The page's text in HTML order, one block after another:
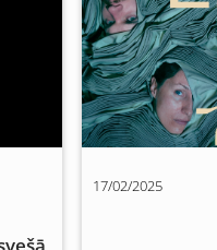
17/02/2025